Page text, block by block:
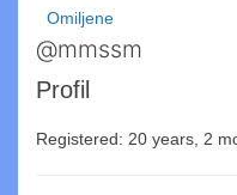
Omiljene
@mmssm
Profil
Registered: 20 years, 2